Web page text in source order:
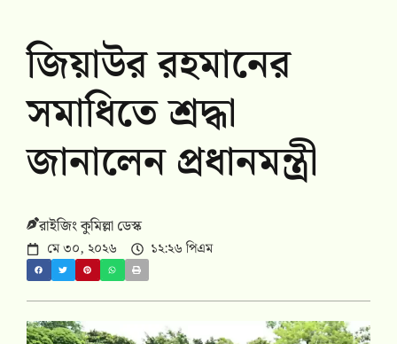
জিয়াউর রহমানের
সমাধিতে শ্রদ্ধা
জানালেন প্রধানমন্ত্রী
রাইজিং কুমিল্লা ডেস্ক
মে ৩০, ২০২৬ ১২:২৬ পিএম